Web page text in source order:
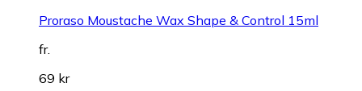
Proraso Moustache Wax Shape & Control 15ml
fr.
69 kr